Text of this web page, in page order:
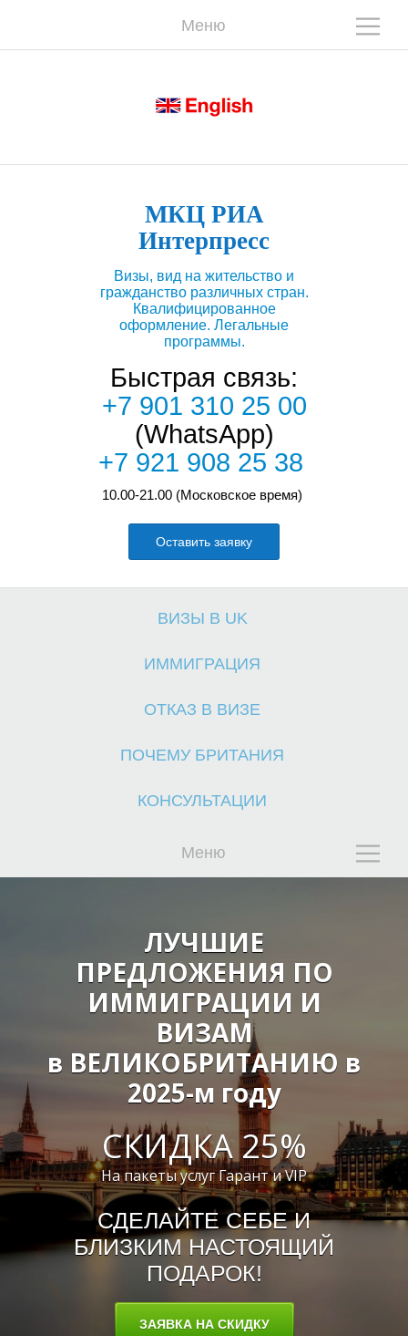
Меню
О
К
О
МКЦ РИА
Интерпресс
Визы, вид на жительство и
гражданство различных стран.
Квалифицированное
оформление. Легальные
программы.
Быстрая связь:
+7 901 310 25 00
(WhatsApp)
+7 921 908 25 38
10.00-21.00 (Московское время)
Оставить заявку
ВИЗЫ В UK
ИММИГРАЦИЯ
ОТКАЗ В ВИЗЕ
ПОЧЕМУ БРИТАНИЯ
КОНСУЛЬТАЦИИ
Меню
В
И
З
ЛУЧШИЕ
ПРЕДЛОЖЕНИЯ ПО
ИММИГРАЦИИ И
ВИЗАМ
в ВЕЛИКОБРИТАНИЮ в
2025-м году
СКИДКА 25%
На пакеты услуг Гарант и VIP
СДЕЛАЙТЕ СЕБЕ И
БЛИЗКИМ НАСТОЯЩИЙ
ПОДАРОК!
ЗАЯВКА НА СКИДКУ